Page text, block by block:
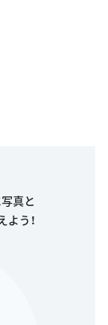
真と
よう！